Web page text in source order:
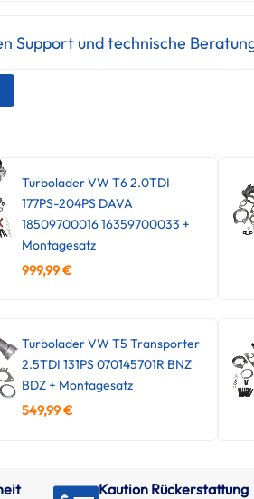
Support und technische
Turbolader VW T6 2.0TDI
177PS-204PS DAVA
18509700016 16359700033 +
Montagesatz
999,99€
Turbolader VW T5 Transporter
2.5TDI 131PS 070145701R BNZ
BDZ + Montagesatz
549,99€
Kaution Rückerstattung